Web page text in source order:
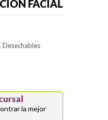
FACIAL
Desechables
la mejor